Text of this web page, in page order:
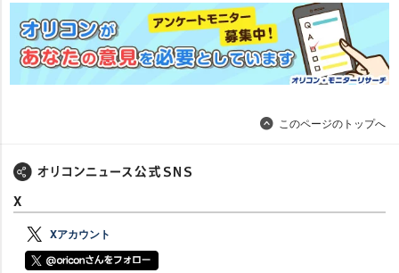
このページのトップへ
X
Xアカウント